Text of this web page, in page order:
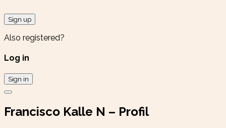
Sign up
Also registered?
Log in
Sign in
Francisco Kalle N – Profil